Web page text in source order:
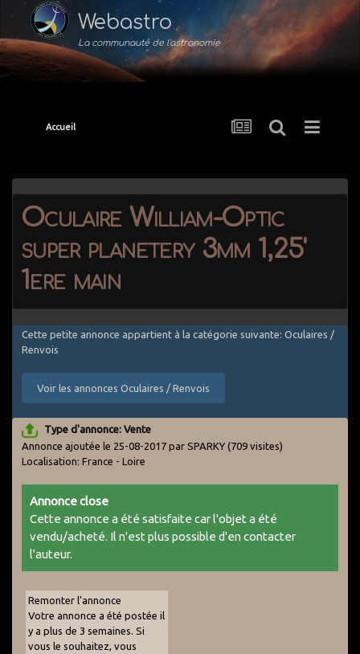
Webastro
La communauté de l'astronomie
Accueil
Oculaire William-Optic
super planetery 3mm 1,25'
1ere main
Cette petite annonce appartient à la catégorie suivante: Oculaires /
Renvois
Voir les annonces Oculaires / Renvois
Type d'annonce: Vente
Annonce ajoutée le 25-08-2017 par SPARKY (709 visites)
Localisation: France - Loire
Annonce close
Cette annonce a été satisfaite car l'objet a été
vendu/acheté. Il n'est plus possible d'en contacter
l'auteur.
Remonter l'annonce
Votre annonce a été postée il
y a plus de 3 semaines. Si
vous le souhaitez, vous